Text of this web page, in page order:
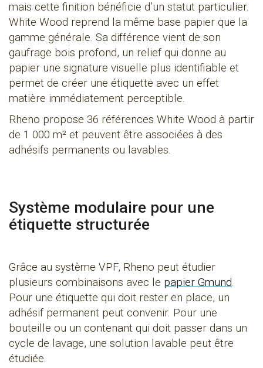
mais cette finition bénéficie d’un statut particulier.
White Wood reprend la même base papier que la
gamme générale. Sa différence vient de son
gaufrage bois profond, un relief qui donne au
papier une signature visuelle plus identifiable et
permet de créer une étiquette avec un effet
matière immédiatement perceptible.
Rheno propose 36 références White Wood à partir
de 1 000 m² et peuvent être associées à des
adhésifs permanents ou lavables.
Système modulaire pour une
étiquette structurée
Grâce au système VPF, Rheno peut étudier
plusieurs combinaisons avec le papier Gmund.
Pour une étiquette qui doit rester en place, un
adhésif permanent peut convenir. Pour une
bouteille ou un contenant qui doit passer dans un
cycle de lavage, une solution lavable peut être
étudiée.